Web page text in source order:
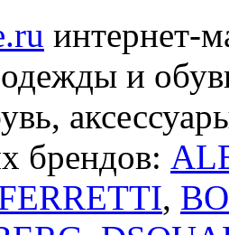
интернет-
и
брендов:
,